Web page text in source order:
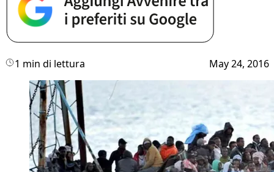
1 min di lettura May 24, 2016